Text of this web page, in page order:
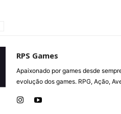
RPS Games
Apaixonado por games desde
evolução dos games. RPG, Ação,